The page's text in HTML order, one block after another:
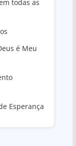
todas as
é Meu
Esperança